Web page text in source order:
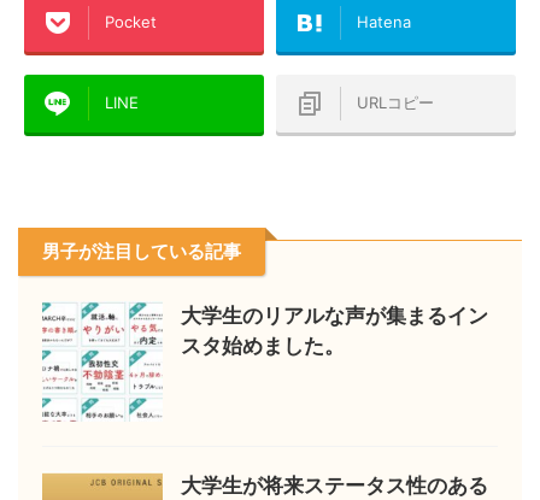
Pocket Hatena
LINE URLコピー
男子が注目している記事
大学生のリアルな声が集まるイン
スタ始めました。
大学生が将来ステータス性のある